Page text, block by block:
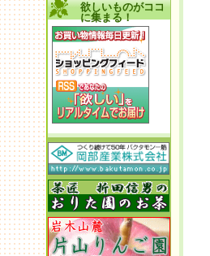
欲しいものがココ
に集まる！